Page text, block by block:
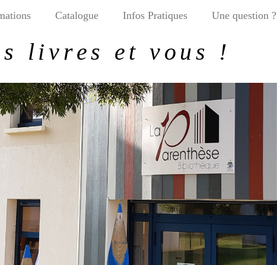
Catalogue Infos Pratiques Une question ?
livres et vous !